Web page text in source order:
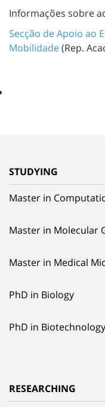
Informações sobre
Secção de Apoio ao
Mobilidade(Rep.
STUDYING
Master in
Master in Molecular
Master in Medical
PhD in Biology
PhD in Biotechnology
RESEARCHING